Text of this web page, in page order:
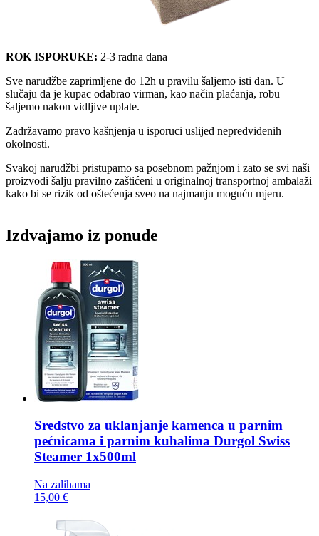
ROK ISPORUKE: 2-3 radna dana
Sve narudžbe zaprimljene do 12h u pravilu šaljemo isti dan. U
slučaju da je kupac odabrao virman, kao način plaćanja, robu
šaljemo nakon vidljive uplate.
Zadržavamo pravo kašnjenja u isporuci uslijed nepredviđenih
okolnosti.
Svakoj narudžbi pristupamo sa posebnom pažnjom i zato se svi naši
proizvodi šalju pravilno zaštićeni u originalnoj transportnoj ambalaži
kako bi se rizik od oštećenja sveo na najmanju moguću mjeru.
Izdvajamo iz ponude
Sredstvo za uklanjanje kamenca u parnim
pećnicama i parnim kuhalima Durgol Swiss
Steamer 1x500ml
Na zalihama
15,00 €